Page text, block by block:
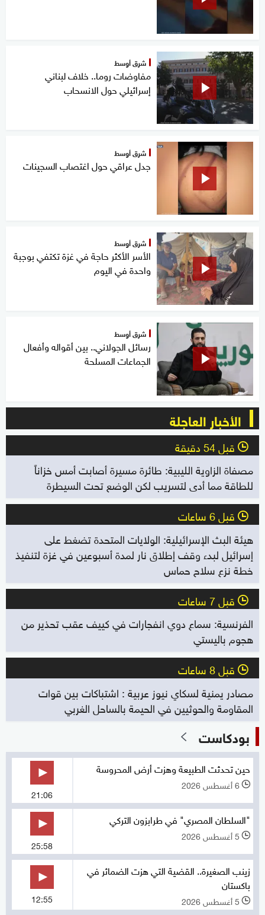
شرق أوسط
مفاوضات روما.. خلاف لبناني
إسرائيلي حول الانسحاب
شرق أوسط
جدل عراقي حول اغتصاب السجينات
شرق أوسط
الأسر الأكثر حاجة في غزة تكتفي بوجبة
واحدة في اليوم
شرق أوسط
رسائل الجولاني.. بين أقواله وأفعال
الجماعات المسلحة
الأخبار العاجلة
l قبل 54 دقيقة
مصفاة الزاوية الليبية: طائرة مسيرة أصابت أمس خزاناً
للطاقة مما أدى لتسريب لكن الوضع تحت السيطرة
l قبل 6 ساعات
هيئة البث الإسرائيلية: الولايات المتحدة تضغط على
إسرائيل لبدء وقف إطلاق نار لمدة أسبوعين في غزة لتنفيذ
خطة نزع سلاح حماس
l قبل 7 ساعات
الفرنسية: سماع دوي انفجارات في كييف عقب تحذير من
هجوم باليستي
l قبل 8 ساعات
مصادر يمنية لسكاي نيوز عربية : اشتباكات بين قوات
المقاومة والحوثيين في الحيمة بالساحل الغربي
بودكاست
حين تحدثت الطبيعة وهزت أرض المحروسة
l 6 أغسطس 2026
21:06
"السلطان المصري" في طرابزون التركي
l 5 أغسطس 2026
25:58
زينب الصغيرة.. القضية التي هزت الضمائر في
باكستان
l 5 أغسطس 2026 12:55